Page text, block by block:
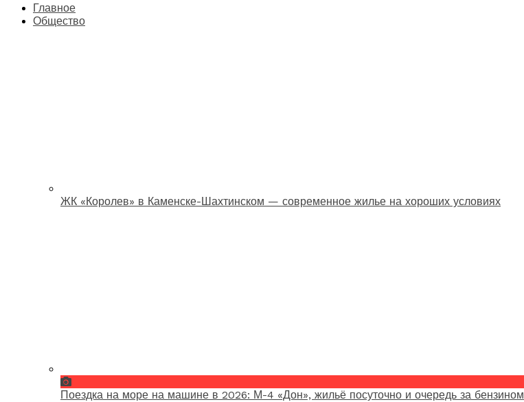
Главное
Общество
ЖК «Королев» в Каменске-Шахтинском — современное жилье на хороших условиях
Поездка на море на машине в 2026: М-4 «Дон», жильё посуточно и очередь за бензином